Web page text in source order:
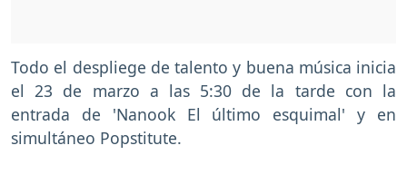
Todo el despliege de talento y buena música inicia
el 23 de marzo a las 5:30 de la tarde con la
entrada de 'Nanook El último esquimal' y en
simultáneo Popstitute.